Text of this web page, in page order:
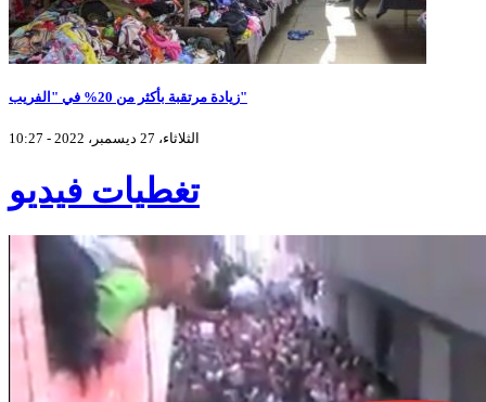
زيادة مرتقبة بأكثر من 20% في "الفريب"
الثلاثاء، 27 ديسمبر، 2022 - 10:27
تغطيات فيديو